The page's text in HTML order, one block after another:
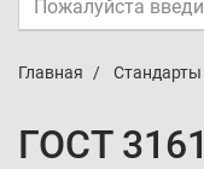
Главная
ГОСТ